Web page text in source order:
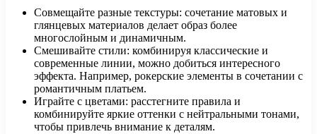
Совмещайте разные текстуры: сочетание матовых и
глянцевых материалов делает образ более
многослойным и динамичным.
Смешивайте стили: комбинируя классические и
современные линии, можно добиться интересного
эффекта. Например, рокерские элементы в сочетании с
романтичным платьем.
Играйте с цветами: расстегните правила и
комбинируйте яркие оттенки с нейтральными тонами,
чтобы привлечь внимание к деталям.